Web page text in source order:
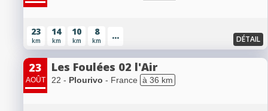
23
km
14
km
10
km
8
km ... DÉTAIL
23
AOÛT
Les Foulées 02 l'Air
22 - Plourivo - France à 36 km